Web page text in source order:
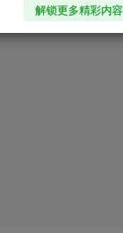
解锁更多精彩内容